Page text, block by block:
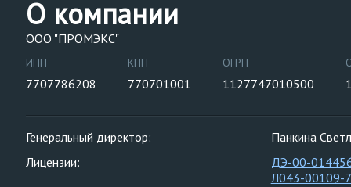
О компании
ООО "ПРОМЭКС"
ИНН
7707786208
КПП
770701001
ОГРН
1127747010500
Генеральный директор:
Панкина
Лицензии:
ДЭ-00-
Л043-00109-